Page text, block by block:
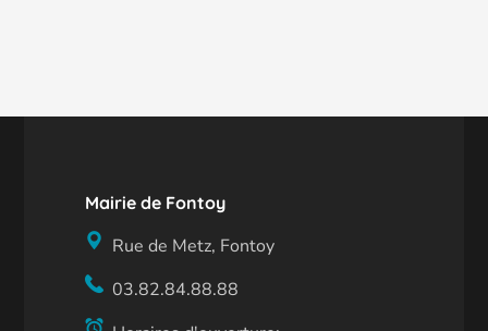
Mairie de Fontoy
Rue de Metz, Fontoy
03.82.84.88.88